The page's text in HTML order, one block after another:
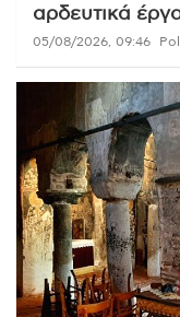
αρδευτικά
05/08/2026, 09:46